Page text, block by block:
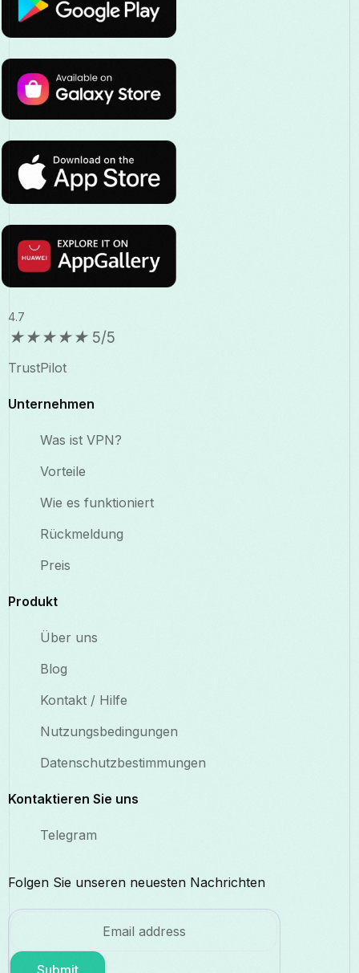
4.7
★★★★★ 5/5
TrustPilot
Unternehmen
Was ist VPN?
Vorteile
Wie es funktioniert
Rückmeldung
Preis
Produkt
Über uns
Blog
Kontakt / Hilfe
Nutzungsbedingungen
Datenschutzbestimmungen
Kontaktieren Sie uns
Telegram
Folgen Sie unseren neuesten Nachrichten